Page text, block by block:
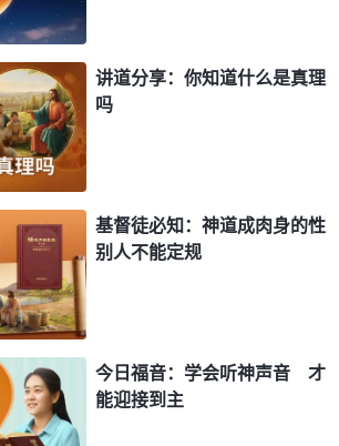
讲道分享：你知道什么是真理
吗
基督徒必知：神道成肉身的性
别人不能定规
今日福音：学会听神声音 才
能迎接到主